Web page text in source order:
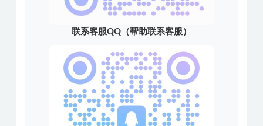
联系客服QQ（帮助联系客服）